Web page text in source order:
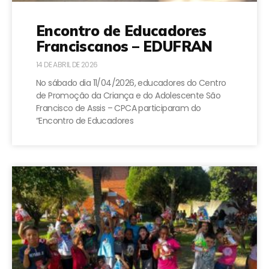
Encontro de Educadores
Franciscanos – EDUFRAN
14 DE ABRIL DE 2026
No sábado dia 11/04/2026, educadores do Centro
de Promoção da Criança e do Adolescente São
Francisco de Assis – CPCA participaram do
“Encontro de Educadores